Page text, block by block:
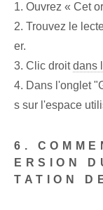
1. Ouvrez « Cet
2. Trouvez le
er.
3. Clic droitdans
4. Dans l'onglet
s sur l'espace
6.
ERSION
TATION